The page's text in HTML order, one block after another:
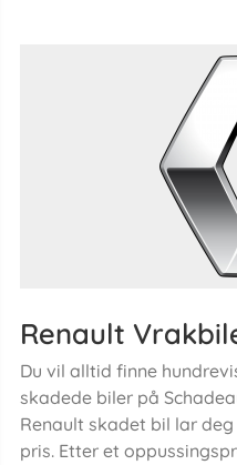
Renault
Du vil alltid finne
skadede biler på
Renault skadet bil lar
pris. Etter et